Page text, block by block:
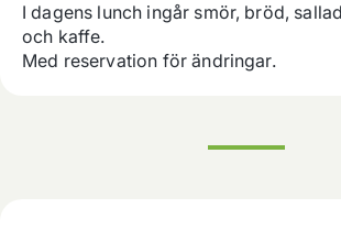
I dagens lunch ingår smör, bröd,
och kaffe.
Med reservation för ändringar.